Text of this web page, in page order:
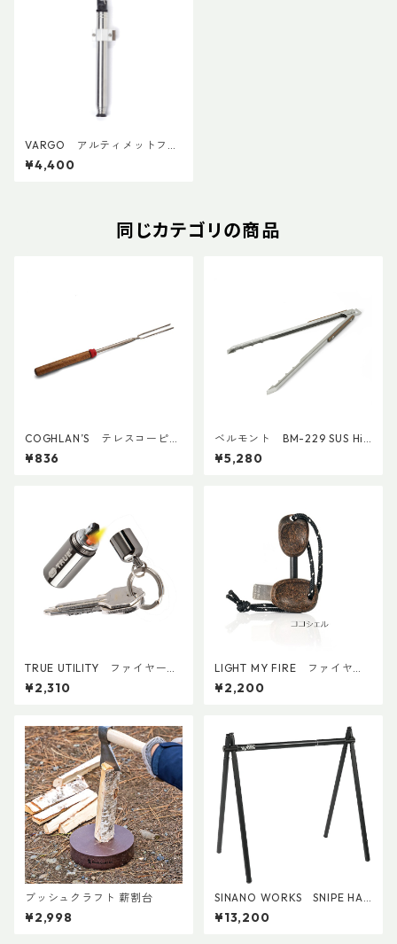
VARGO アルティメットファ
イヤースターター
¥4,400
同じカテゴリの商品
COGHLAN’S テレスコーピン
グフォーク
¥836
ベルモント BM-229 SUS Hib
asami
¥5,280
TRUE UTILITY ファイヤース
タッシュ
¥2,310
LIGHT MY FIRE ファイヤー
スチールスカウト
¥2,200
ブッシュクラフト 薪割台
¥2,998
SINANO WORKS SNIPE HAN
GER SOLO
¥13,200